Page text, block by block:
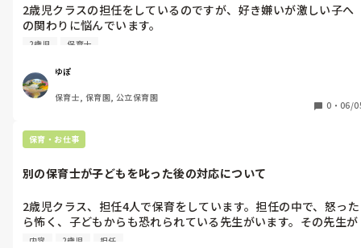
2歳児クラスの担任をしているのですが、好き嫌いが激しい子へ
の関わりに悩んでいます。
2歳ということもあり、少量でも色々な食材に親しんでほしい、
は「嫌いなものは食べないけど、おかわりのオニギリは欲しい」
といった感じです。オニギリは、数が限られていますし、他の子
どもたちも食べたいものなので、いつもは「何かを頑張ればオニ
ギリをあげる」というルールであげています。例えば、おかずは
全部残してもいいけど副菜は食べる、副菜も嫌なら苦手なものを
除いたものを完食する、一口サイズまで減らすなどです。でも、
おにぎりのおかわりが間に合わず、いつも泣いてしまいます。
子どもや先生の手前、何かを頑張らないとあげにくい雰囲気で
す。
何か良いアドバイスがあれば、教えてほしいです。
2歳児 保育士
ゆぽ
保育士, 保育園, 公立保育園
0 ・ 06/
保育・お仕事
別の保育士が子どもを叱った後の対応について
2歳児クラス、担任4人で保育をしています。担任の中で、怒った
ら怖く、子どもからも恐れられている先生がいます。その先生が
叱ると、大抵叱られた子どもは泣いているか、恐怖で萎縮してい
内容 2歳児 担任